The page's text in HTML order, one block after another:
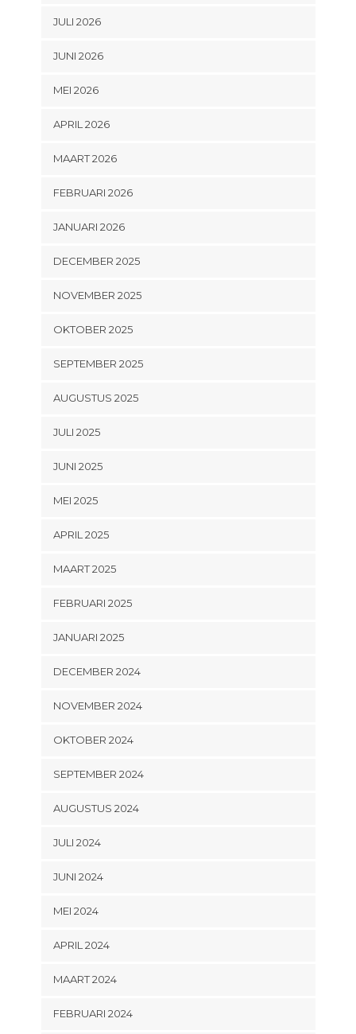
JULI 2026
JUNI 2026
MEI 2026
APRIL 2026
MAART 2026
FEBRUARI 2026
JANUARI 2026
DECEMBER 2025
NOVEMBER 2025
OKTOBER 2025
SEPTEMBER 2025
AUGUSTUS 2025
JULI 2025
JUNI 2025
MEI 2025
APRIL 2025
MAART 2025
FEBRUARI 2025
JANUARI 2025
DECEMBER 2024
NOVEMBER 2024
OKTOBER 2024
SEPTEMBER 2024
AUGUSTUS 2024
JULI 2024
JUNI 2024
MEI 2024
APRIL 2024
MAART 2024
FEBRUARI 2024